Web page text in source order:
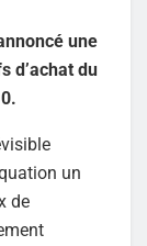
une
d’achat du
un
de